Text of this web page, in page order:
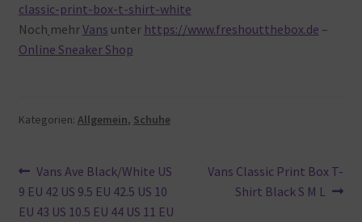
classic-print-box-t-shirt-white
Noch mehrVans unter https://www.freshoutthebox.de –
Online Sneaker Shop
Kategorien: Allgemein, Schuhe
Beitragsnavigation
Vorheriger
Beitrag:
Vans Ave Black/White US
9 EU 42 US 9.5 EU 42.5 US 10
EU 43 US 10.5 EU 44 US 11 EU
Nächster
Beitrag:
Vans Classic Print Box T-
Shirt Black S M L